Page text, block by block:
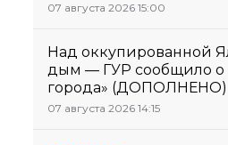
07 августа 2026 15:00
Над оккупированной
дым — ГУР сообщило о
города» (ДОПОЛНЕНО)
07 августа 2026 14:15